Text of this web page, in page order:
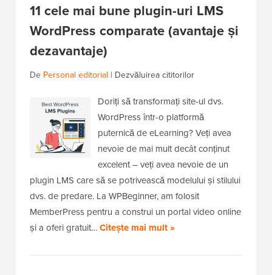
11 cele mai bune plugin-uri LMS
WordPress comparate (avantaje și
dezavantaje)
De Personal editorial | Dezvăluirea cititorilor
Doriți să transformați site-ul dvs.
WordPress într-o platformă
puternică de eLearning? Veți avea
nevoie de mai mult decât conținut
excelent – veți avea nevoie de un
plugin LMS care să se potrivească modelului și stilului
dvs. de predare. La WPBeginner, am folosit
MemberPress pentru a construi un portal video online
și a oferi gratuit…Citește mai mult »